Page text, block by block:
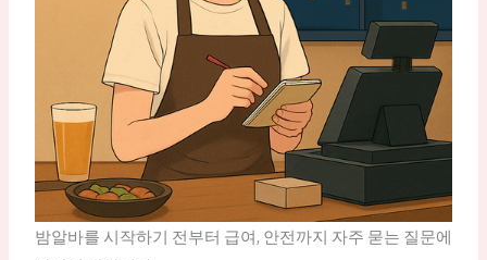
밤알바를 시작하기 전부터 급여, 안전까지 자주 묻는 질문에